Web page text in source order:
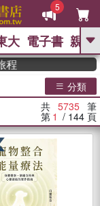
5
GO
高希均教授回憶錄
、 父親節 、 如果歷
、 國際布克
方念華 、 台灣的李
孩：黎曼猜想
大 電子書 親子
分類
共 5735 筆
第 1 / 144 頁